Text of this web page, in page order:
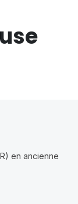
en ancienne